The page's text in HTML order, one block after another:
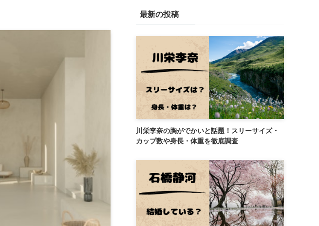
最新の投稿
川栄李奈の胸がでかいと話題！スリーサイズ・
カップ数や身長・体重を徹底調査